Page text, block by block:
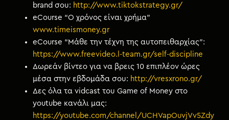
brand σου: http://www.tiktokstrategy.gr/
eCourse “Ο χρόνος είναι χρήμα”
www.timeismoney.gr
eCourse “Μάθε την τέχνη της αυτοπειθαρχίας”:
https://www.freevideo.l-team.gr/self-discipline
Δωρεάν βίντεο για να βρεις 10 επιπλέον ώρες
μέσα στην εβδομάδα σου: http://vresxrono.gr/
Δες όλα τα vidcast του Game of Money στο
youtube κανάλι μας:
https://youtube.com/channel/UCHVapOuvjVv5Zdy